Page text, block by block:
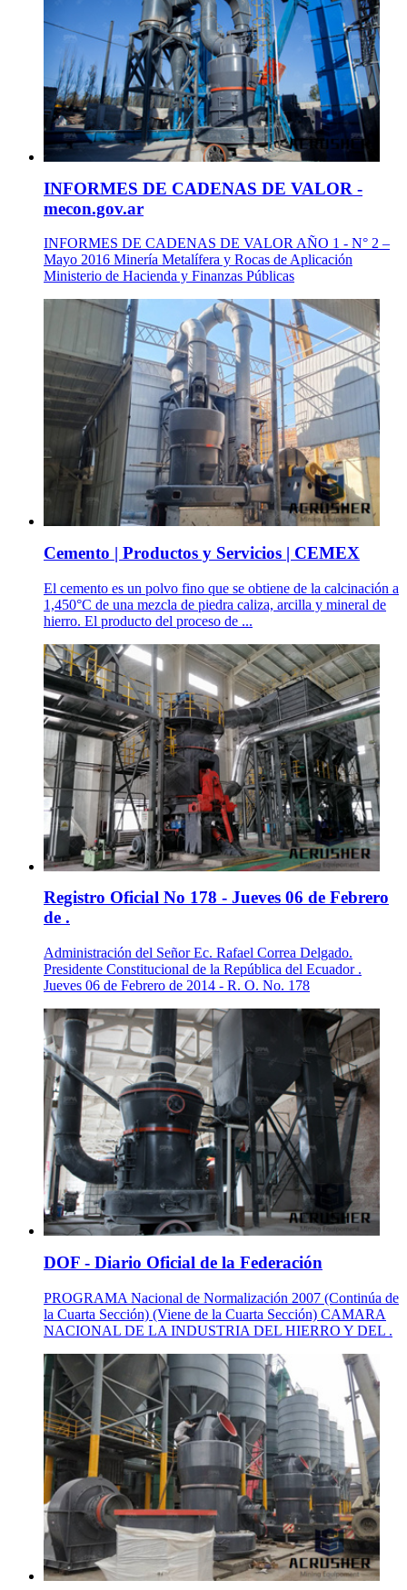
INFORMES DE CADENAS DE VALOR -
mecon.gov.ar
INFORMES DE CADENAS DE VALOR AÑO 1 - N° 2 –
Mayo 2016 Minería Metalífera y Rocas de Aplicación
Ministerio de Hacienda y Finanzas Públicas
Cemento | Productos y Servicios | CEMEX
El cemento es un polvo fino que se obtiene de la calcinación a
1,450°C de una mezcla de piedra caliza, arcilla y mineral de
hierro. El producto del proceso de ...
Registro Oficial No 178 - Jueves 06 de Febrero
de .
Administración del Señor Ec. Rafael Correa Delgado.
Presidente Constitucional de la República del Ecuador .
Jueves 06 de Febrero de 2014 - R. O. No. 178
DOF - Diario Oficial de la Federación
PROGRAMA Nacional de Normalización 2007 (Continúa de
la Cuarta Sección) (Viene de la Cuarta Sección) CAMARA
NACIONAL DE LA INDUSTRIA DEL HIERRO Y DEL .